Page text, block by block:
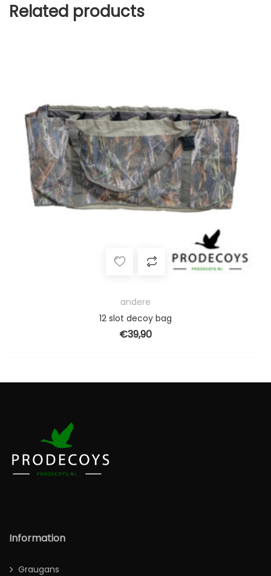
Related products
andere
12 slot decoy bag
€39,90
Information
Graugans